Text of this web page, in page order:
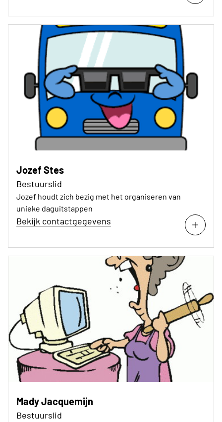
Jozef Stes
Bestuurslid
Jozef houdt zich bezig met het organiseren van
unieke daguitstappen
Bekijk contactgegevens
Mady Jacquemijn
Bestuurslid